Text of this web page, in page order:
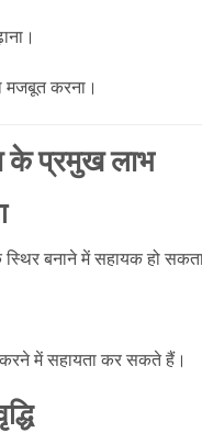
मजबूत करना।
के प्रमुख लाभ
बनाने में सहायक हो
में सहायता कर सकते हैं।